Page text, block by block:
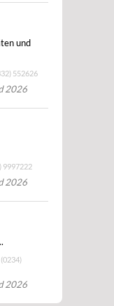
und
552626
2026
9997222
2026
(0234)
2026